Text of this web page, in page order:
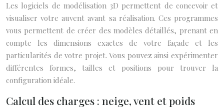
Les logiciels de modélisation 3D permettent de concevoir et
visualiser votre auvent avant sa réalisation. Ces programmes
vous permettent de créer des modèles détaillés, prenant en
compte les dimensions exactes de votre façade et les
particularités de votre projet. Vous pouvez ainsi expérimenter
différentes formes, tailles et positions pour trouver la
configuration idéale.
Calcul des charges : neige, vent et poids